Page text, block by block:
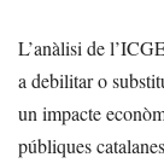
L’anàlisi de
a debilitar o
un impacte
públiques